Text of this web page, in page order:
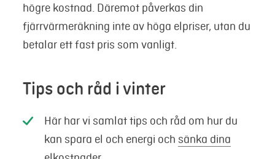
högre kostnad. Däremot påverkas din
fjärrvärmeräkning inte av höga elpriser, utan du
betalar ett fast pris som vanligt.
Tips och råd i vinter
Här har vi samlat tips och råd om hur du
kan spara el och energi och sänka dina